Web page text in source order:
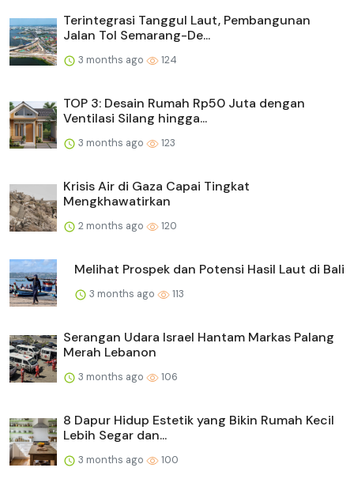
Terintegrasi Tanggul Laut, Pembangunan
Jalan Tol Semarang-De...
3 months ago 124
TOP 3: Desain Rumah Rp50 Juta dengan
Ventilasi Silang hingga...
3 months ago 123
Krisis Air di Gaza Capai Tingkat
Mengkhawatirkan
2 months ago 120
Melihat Prospek dan Potensi Hasil Laut di Bali
3 months ago 113
Serangan Udara Israel Hantam Markas Palang
Merah Lebanon
3 months ago 106
8 Dapur Hidup Estetik yang Bikin Rumah Kecil
Lebih Segar dan...
3 months ago 100